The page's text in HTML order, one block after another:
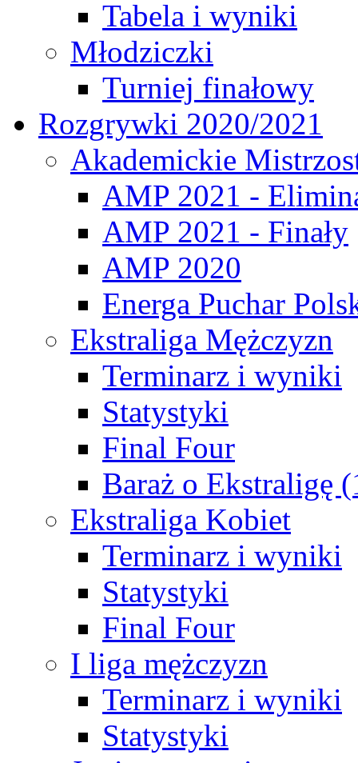
Tabela i wyniki
Młodziczki
Turniej finałowy
Rozgrywki 2020/2021
Akademickie
AMP 2021 -
AMP 2021 - Finały
AMP 2020
Energa Puchar
Ekstraliga Mężczyzn
Terminarz i wyniki
Statystyki
Final Four
Baraż o Ekstraligę
Ekstraliga Kobiet
Terminarz i wyniki
Statystyki
Final Four
I liga mężczyzn
Terminarz i wyniki
Statystyki